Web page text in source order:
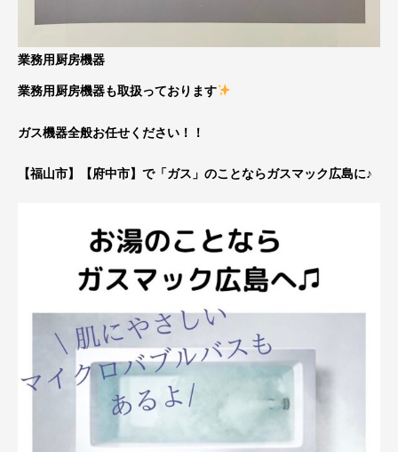
業務用厨房機器
業務用厨房機器も取扱っております
ガス機器全般お任せください！！
【福山市】【府中市】で「ガス」のことならガスマック広島に♪